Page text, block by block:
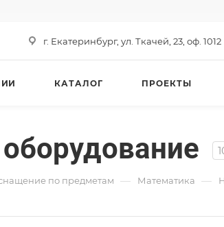
г. Екатеринбург, ул. Ткачей, 23, оф. 1012
КАТАЛОГ ПРОЕКТЫ
по предметам — Математика —